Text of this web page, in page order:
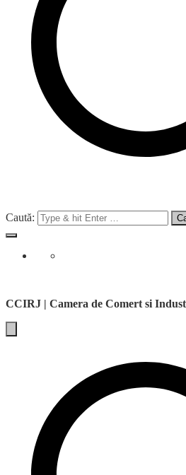
Caută:
CCIRJ | Camera de Comert si